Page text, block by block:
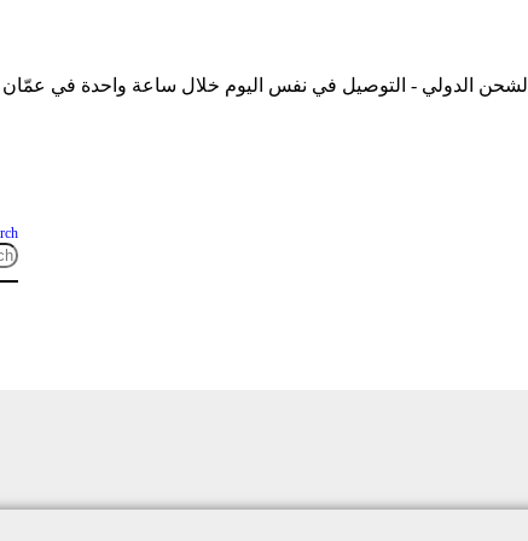
الشحن الدولي - التوصيل في نفس اليوم خلال ساعة واحدة في عمّان